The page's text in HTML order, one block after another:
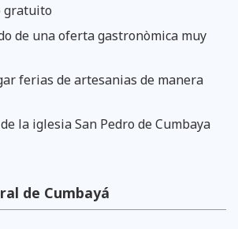
gratuito
de una oferta gastronòmica muy
ferias de artesanias de manera
la iglesia San Pedro de Cumbaya
de Cumbayá